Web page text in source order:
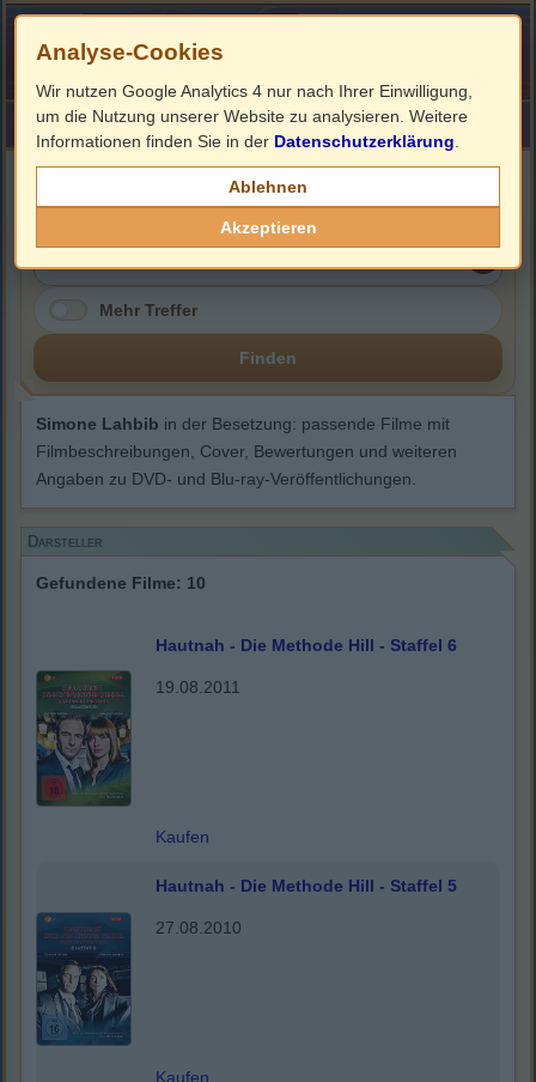
HOME ImpressumLinks
Simone Lahbib
Mehr Treffer
Finden
Simone Lahbib in der Besetzung: passende Filme mit
Filmbeschreibungen, Cover, Bewertungen und weiteren
Angaben zu DVD- und Blu-ray-Veröffentlichungen.
Darsteller
Gefundene Filme: 10
Hautnah - Die Methode Hill - Staffel 6
19.08.2011
Kaufen
Hautnah - Die Methode Hill - Staffel 5
27.08.2010
Kaufen
Analyse-Cookies
Wir nutzen Google Analytics 4 nur nach Ihrer Einwilligung,
um die Nutzung unserer Website zu analysieren. Weitere
Informationen finden Sie in der Datenschutzerklärung
Ablehnen
Akzeptieren